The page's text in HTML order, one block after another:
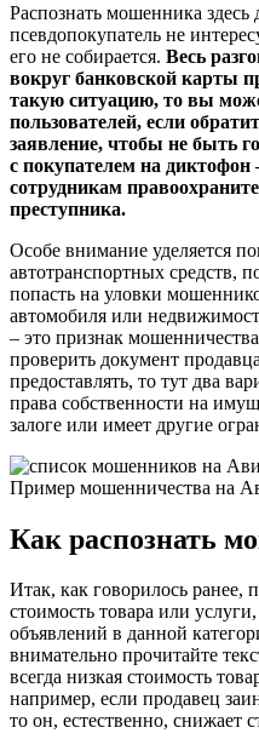
Распознать мошенника здесь
псевдопокупатель не
его не собирается. Весь
вокруг банковской карты
такую ситуацию, то вы
пользователей, если
заявление, чтобы не быть
с покупателем на
сотрудникам
преступника.
Особе внимание уделяется
автотранспортных средств,
попасть на уловки
автомобиля или
– это признак
проверить документ
предоставлять, то тут два
права собственности на
залоге или имеет другие
Пример мошенничества на
Как распознать
Итак, как говорилось ранее,
стоимость товара или
объявлений в данной
внимательно прочитайте
всегда низкая стоимость
например, если продавец
то он, естественно, снижает